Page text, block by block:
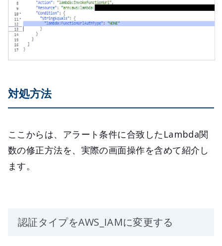
対処方法
ここからは、アラート条件に合致したLambda関
数の修正方法を、実際の画面操作を含めて紹介し
ます。
認証タイプをAWS_IAMに変更する